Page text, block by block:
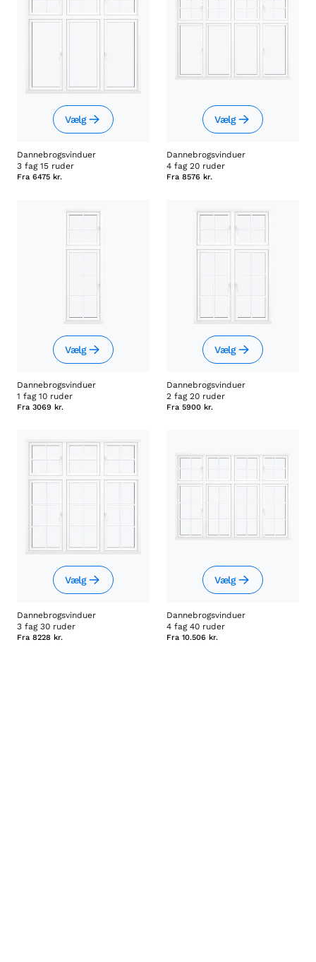
Vælg
Dannebrogsvinduer
3 fag 15 ruder
Fra 6475 kr.
Vælg
Dannebrogsvinduer
4 fag 20 ruder
Fra 8576 kr.
Vælg
Dannebrogsvinduer
1 fag 10 ruder
Fra 3069 kr.
Vælg
Dannebrogsvinduer
2 fag 20 ruder
Fra 5900 kr.
Vælg
Dannebrogsvinduer
3 fag 30 ruder
Fra 8228 kr.
Vælg
Dannebrogsvinduer
4 fag 40 ruder
Fra 10.506 kr.